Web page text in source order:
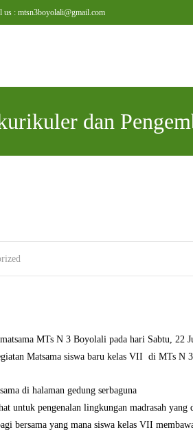
us : mtsn3boyolali@gmail.com
dan
MTs N 3 Boyolali pada hari Sabtu, 22
Matsama siswa baru kelas VII di MTs N
di halaman gedung serbaguna
untuk pengenalan lingkungan madrasah
bersama yang mana siswa kelas VII